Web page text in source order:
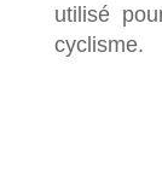
utilisé
cyclisme.